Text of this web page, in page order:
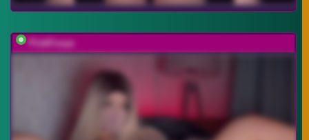
PinkFoxya